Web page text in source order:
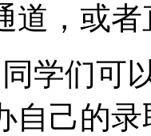
道，或
学们可
自己的